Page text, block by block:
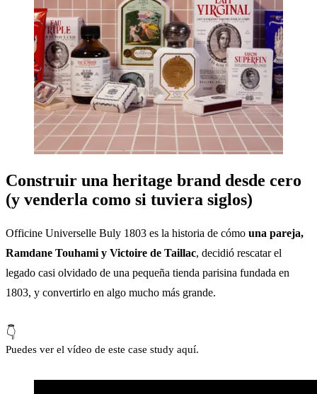
Construir una heritage brand desde cero
(y venderla como si tuviera siglos)
Officine Universelle Buly 1803 es la historia de cómo una pareja,
Ramdane Touhami y Victoire de Taillac, decidió rescatar el
legado casi olvidado de una pequeña tienda parisina fundada en
1803, y convertirlo en algo mucho más grande.
👇
Puedes ver el vídeo de este case study aquí.